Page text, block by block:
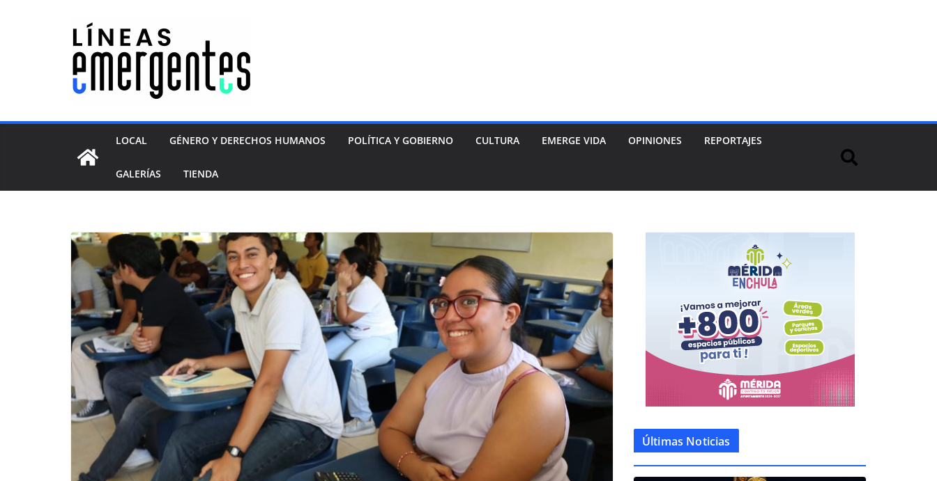
LOCAL GÉNERO Y DERECHOS HUMANOS POLÍTICA Y GOBIERNO CULTURA EMERGE VIDA OPINIONES REPORTAJES
GALERÍAS TIENDA
Últimas Noticias